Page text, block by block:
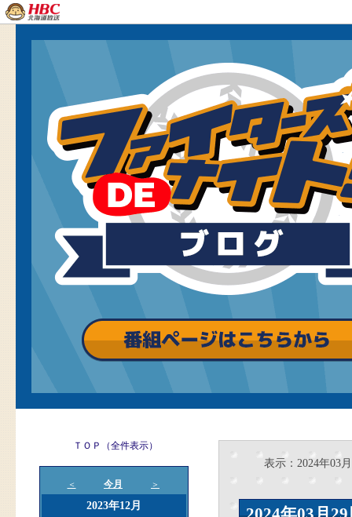
ＴＯＰ（全件表示）
＜ 今月 ＞
2023年12月
表示：2024年03月